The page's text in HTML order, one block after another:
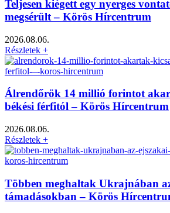
Teljesen kiégett egy nyerges
megsérült – Körös Hírcentrum
2026.08.06.
Részletek +
Álrendőrök 14 millió forintot
békési férfitól – Körös Hírcentrum
2026.08.06.
Részletek +
Többen meghaltak Ukrajnában
támadásokban – Körös